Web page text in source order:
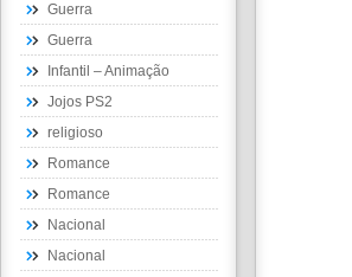
Guerra
Guerra
Infantil – Animação
Jojos PS2
religioso
Romance
Romance
Nacional
Nacional